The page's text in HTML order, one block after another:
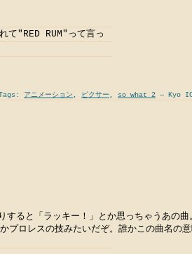
て"RED RUM"って言っ
アニメーション , ピクサー , so what 2 — Kyo
ると「ラッキー！」とか思っちゃうあの
ロレスの技みたいだぞ。誰かこの曲名の